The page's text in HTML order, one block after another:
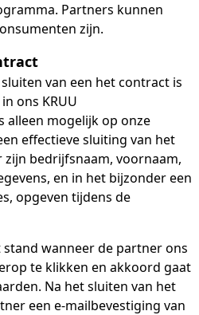
Partners kunnen
zijn.
van een het contract is
ons KRUU
mogelijk op onze
effectieve sluiting van het
bedrijfsnaam, voornaam,
en in het bijzonder een
opgeven tijdens de
wanneer de partner ons
te klikken en akkoord gaat
Na het sluiten van het
een e-mailbevestiging van